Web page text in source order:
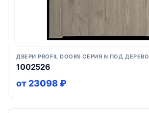
ДВЕРИ PROFIL DOORS СЕРИЯ N ПОД ДЕРЕВО
1002526
от 23098 ₽